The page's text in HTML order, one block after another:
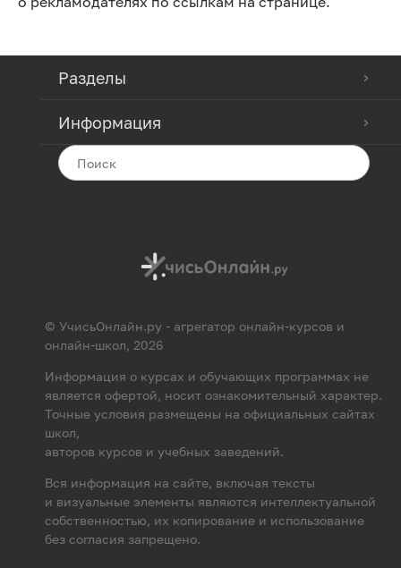
SQL
Backend-разработка
VBA программирование
Алгоритмы и структуры данных
Fullstack-разработка
Разделы
Информация
© УчисьОнлайн.ру - агрегатор онлайн-курсов и
онлайн-школ, 2026
Информация о курсах и обучающих программах не
является офертой, носит ознакомительный характер.
Точные условия размещены на официальных сайтах
школ,
авторов курсов и учебных заведений.
Вся информация на сайте, включая тексты
и визуальные элементы являются интеллектуальной
собственностью, их копирование и использование
без согласия запрещено.